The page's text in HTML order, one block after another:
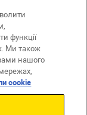
top
функції
Ми також
нашого
cookie